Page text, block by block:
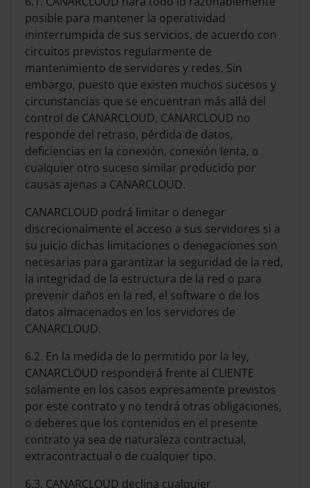
posible para mantener la operatividad
ininterrumpida de sus servicios, de acuerdo con
circuitos previstos regularmente de
mantenimiento de servidores y redes. Sin
embargo, puesto que existen muchos sucesos y
circunstancias que se encuentran más allá del
control de CANARCLOUD, CANARCLOUD no
responde del retraso, pérdida de datos,
deficiencias en la conexión, conexión lenta, o
cualquier otro suceso similar producido por
causas ajenas a CANARCLOUD.
CANARCLOUD podrá limitar o denegar
discrecionalmente el acceso a sus servidores si a
su juicio dichas limitaciones o denegaciones son
necesarias para garantizar la seguridad de la red,
la integridad de la estructura de la red o para
prevenir daños en la red, el software o de los
datos almacenados en los servidores de
CANARCLOUD.
6.2. En la medida de lo permitido por la ley,
CANARCLOUD responderá frente al CLIENTE
solamente en los casos expresamente previstos
por este contrato y no tendrá otras obligaciones,
o deberes que los contenidos en el presente
contrato ya sea de naturaleza contractual,
extracontractual o de cualquier tipo.
6.3. CANARCLOUD declina cualquier